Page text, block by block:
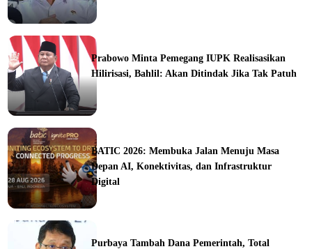
Prabowo Minta Pemegang IUPK Realisasikan
Hilirisasi, Bahlil: Akan Ditindak Jika Tak Patuh
BATIC 2026: Membuka Jalan Menuju Masa
Depan AI, Konektivitas, dan Infrastruktur
Digital
Purbaya Tambah Dana Pemerintah, Total